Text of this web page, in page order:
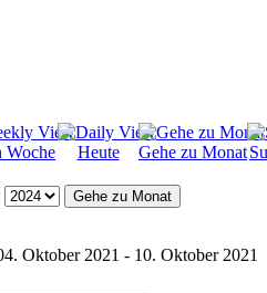
Woche Heute Gehe zu Monat
Gehe zu Monat
Oktober 2021 - 10. Oktober 2021